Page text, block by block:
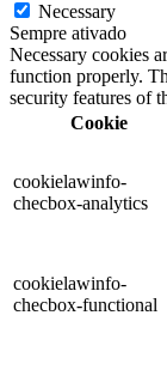
Necessary
Sempre ativado
Necessary cookies
function properly.
security features of
Cookie
cookielawinfo-
checbox-analytics
cookielawinfo-
checbox-functional